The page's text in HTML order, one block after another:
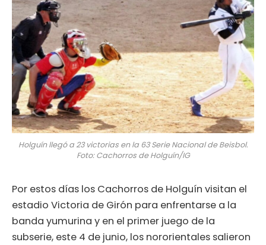
Holguín llegó a 23 victorias en la 63 Serie Nacional de Beisbol.
Foto: Cachorros de Holguín/IG
Por estos días los Cachorros de Holguín visitan el
estadio Victoria de Girón para enfrentarse a la
banda yumurina y en el primer juego de la
subserie, este 4 de junio, los nororientales salieron